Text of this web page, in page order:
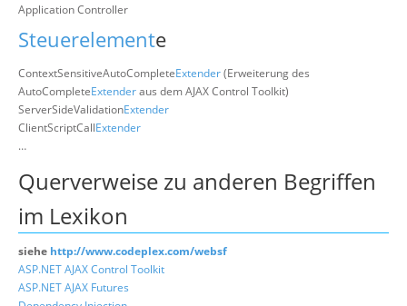
Application Controller
Steuerelemente
ContextSensitiveAutoCompleteExtender(Erweiterung des
AutoCompleteExtenderaus dem AJAX Control Toolkit)
ServerSideValidationExtender
ClientScriptCallExtender
…
Querverweise zu anderen Begriffen
im Lexikon
siehe http://www.codeplex.com/websf
ASP.NET AJAX Control Toolkit
ASP.NET AJAX Futures